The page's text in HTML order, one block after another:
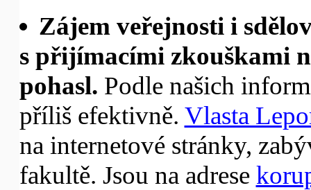
Zájem veřejnosti i
s přijímacími zkouškami
pohasl. Podle našich
příliš efektivně. Vlasta
na internetové stránky,
fakultě. Jsou na adrese